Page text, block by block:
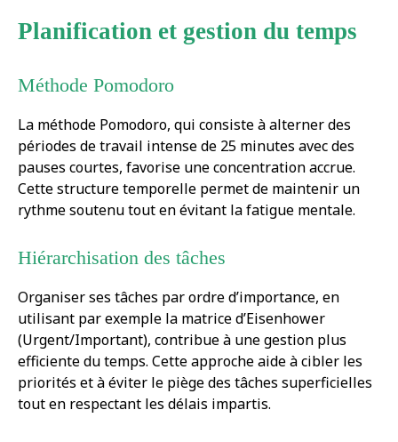
Planification et gestion du temps
Méthode Pomodoro
La méthode Pomodoro, qui consiste à alterner des
périodes de travail intense de 25 minutes avec des
pauses courtes, favorise une concentration accrue.
Cette structure temporelle permet de maintenir un
rythme soutenu tout en évitant la fatigue mentale.
Hiérarchisation des tâches
Organiser ses tâches par ordre d’importance, en
utilisant par exemple la matrice d’Eisenhower
(Urgent/Important), contribue à une gestion plus
efficiente du temps. Cette approche aide à cibler les
priorités et à éviter le piège des tâches superficielles
tout en respectant les délais impartis.